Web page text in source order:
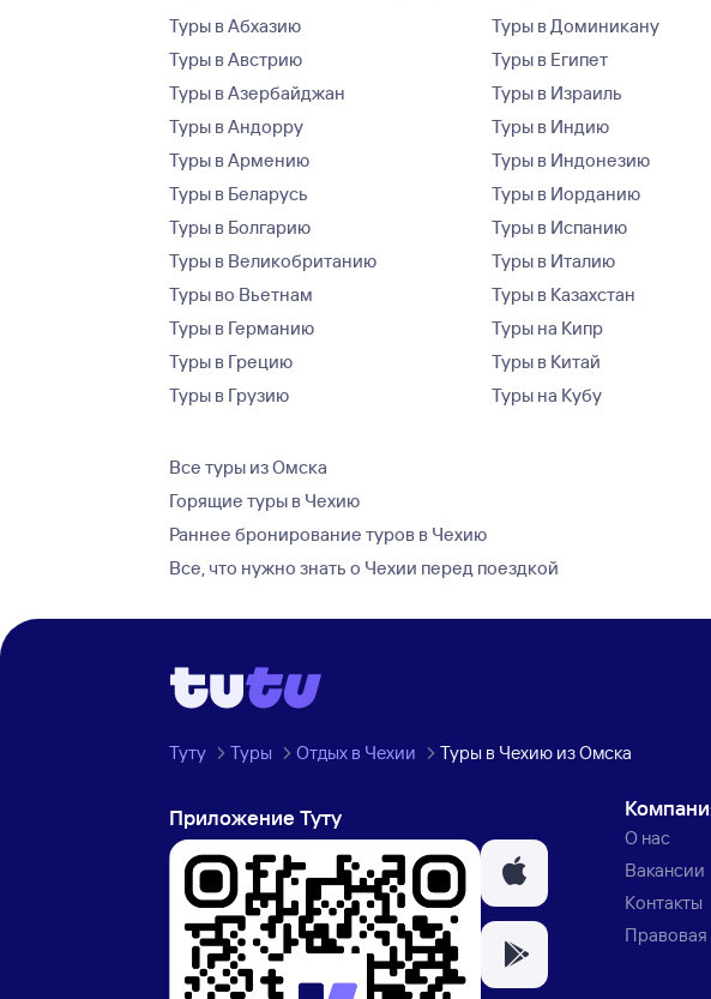
Туры в Абхазию
Туры в Австрию
Туры в Азербайджан
Туры в Андорру
Туры в Армению
Туры в Беларусь
Туры в Болгарию
Туры в Великобританию
Туры во Вьетнам
Туры в Германию
Туры в Грецию
Туры в Грузию
Туры в Доминикану
Туры в Египет
Туры в Израиль
Туры в Индию
Туры в Индонезию
Туры в Иорданию
Туры в Испанию
Туры в Италию
Туры в Казахстан
Туры на Кипр
Туры в Китай
Туры на Кубу
Все туры из Омска
Горящие туры в Чехию
Раннее бронирование туров в Чехию
Все, что нужно знать о Чехии перед поездкой
Туту Туры Отдых в Чехии Туры в Чехию из Омска
Приложение Туту
О нас
Вакансии
Контакты